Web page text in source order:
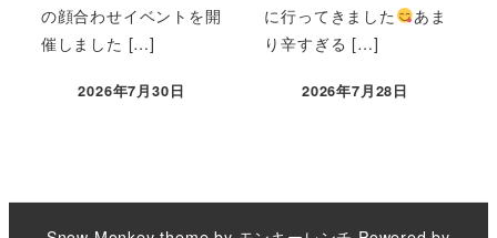
の顔合わせイベントを開
催しました […]
2026年7月30日
に行ってきました
あま
り辛すぎる […]
2026年7月28日